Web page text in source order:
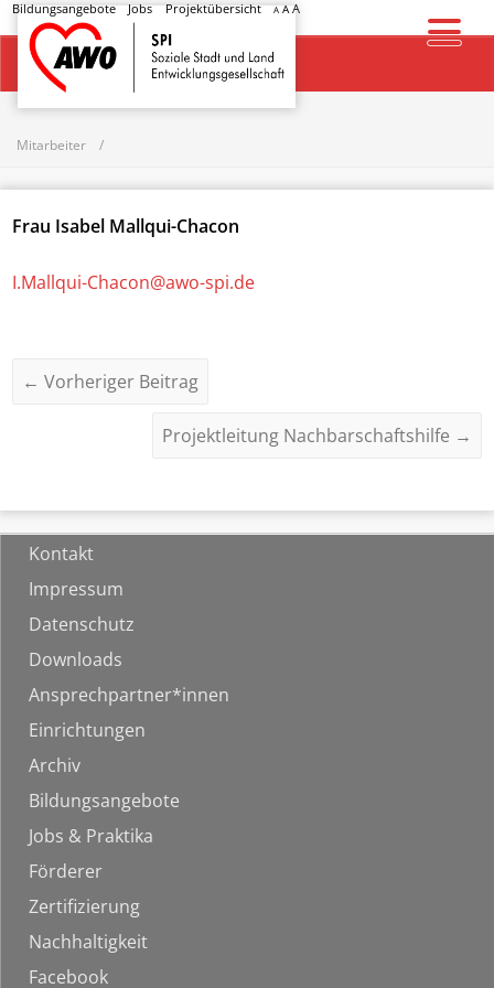
Bildungsangebote Jobs Projektübersicht A AA
Startseite
Mitarbeiter
Frau Isabel Mallqui-Chacon
I.Mallqui-Chacon@awo-spi.de
← Vorheriger Beitrag
Projektleitung Nachbarschaftshilfe →
Kontakt
Impressum
Datenschutz
Downloads
Ansprechpartner*innen
Einrichtungen
Archiv
Bildungsangebote
Jobs & Praktika
Förderer
Zertifizierung
Nachhaltigkeit
Facebook